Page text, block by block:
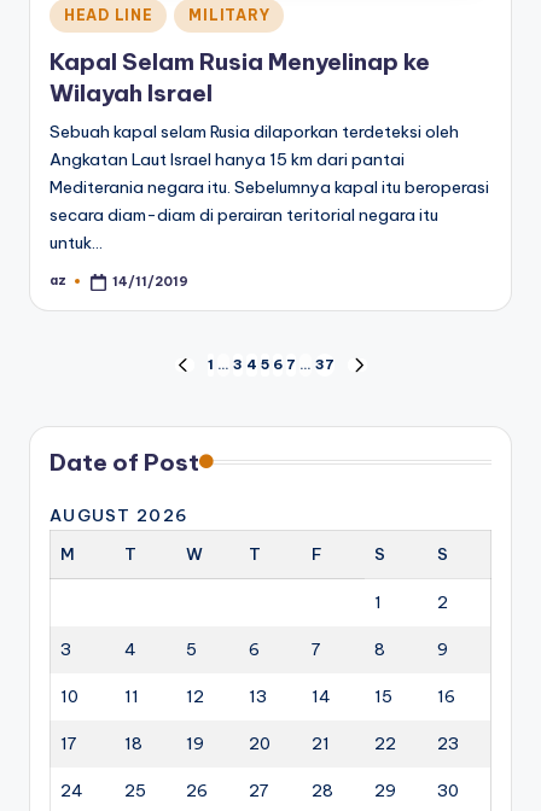
Posted
in
HEAD LINE MILITARY
Kapal Selam Rusia Menyelinap ke
Wilayah Israel
Sebuah kapal selam Rusia dilaporkan terdeteksi oleh
Angkatan Laut Israel hanya 15 km dari pantai
Mediterania negara itu. Sebelumnya kapal itu beroperasi
secara diam-diam di perairan teritorial negara itu
untuk…
Posted
az 14/11/2019
pagination
PREVIOUS
1 … 3 4 5 6 7 … 37
Date of Post
AUGUST 2026
M
T W T F S S
1 2
3 4 5 6 7 8 9
10 11 12 13 14 15 16
17 18 19 20 21 22 23
24 25 26 27 28 29 30